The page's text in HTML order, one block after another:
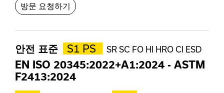
방문 요청하기
안전 표준 S1 PS SR SC FO HI HRO CI ESD
EN ISO 20345:2022+A1:2024 - ASTM
F2413:2024